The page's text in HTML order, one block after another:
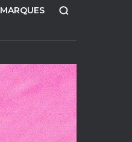
MARQUES